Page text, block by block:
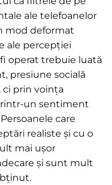
ale telefoanelor
mod deformat
ale percepției
operat trebuie luată
presiune socială
prin voința
un sentiment
care
realiste și cu o
mai ușor
și sunt mult